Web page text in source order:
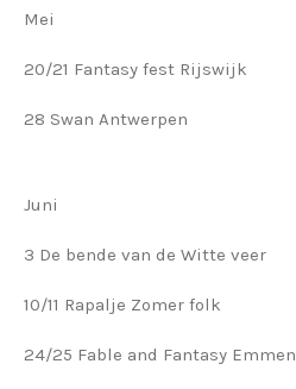
Mei
20/21 Fantasy fest Rijswijk
28 Swan Antwerpen
Juni
3 De bende van de Witte veer
10/11 Rapalje Zomer folk
24/25 Fable and Fantasy Emmen